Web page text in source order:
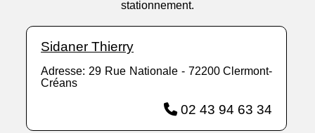
stationnement.
Sidaner Thierry
Adresse: 29 Rue Nationale - 72200 Clermont-
Créans
02 43 94 63 34